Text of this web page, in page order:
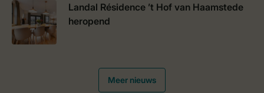
Landal Résidence ’t Hof van Haamstede
heropend
Meer nieuws